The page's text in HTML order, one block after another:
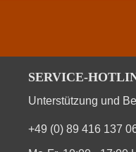
SERVICE-
Unterstützung und
+49 (0) 89 416 137